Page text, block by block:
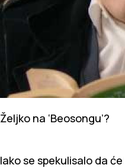
Željko na ‘Beosongu’?
Iako se spekulisalo da će